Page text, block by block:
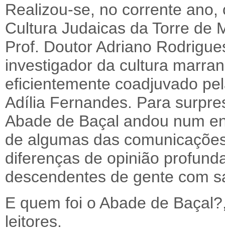
Realizou-se, no corrente
Cultura Judaicas da Torre de
Prof. Doutor Adriano
investigador da cultura
eficientemente coadjuvado
Adília Fernandes. Para
Abade de Baçal andou num
de algumas das
diferenças de opinião
descendentes de gente com
E quem foi o Abade de
leitores.